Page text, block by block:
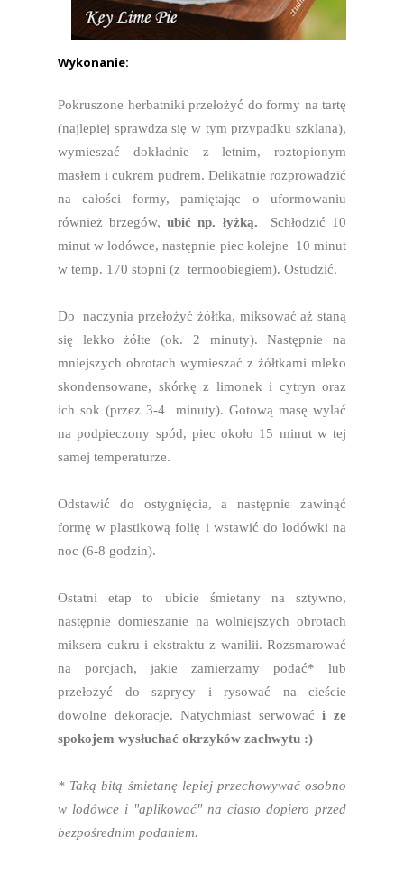
Wykonanie:
Pokruszone herbatniki przełożyć do formy na tartę
(najlepiej sprawdza się w tym przypadku szklana),
wymieszać dokładnie z letnim, roztopionym
masłem i cukrem pudrem. Delikatnie rozprowadzić
na całości formy, pamiętając o uformowaniu
również brzegów,ubić np. łyżką.
Schłodzić 10
minut w lodówce, następnie piec kolejne 10 minut
w temp. 170 stopni (z termoobiegiem). Ostudzić.
Do naczynia przełożyć żółtka, miksować aż staną
się lekko żółte (ok. 2 minuty). Następnie na
mniejszych obrotach wymieszać z żółtkami mleko
skondensowane, skórkę z limonek i cytryn oraz
ich sok (przez 3-4 minuty). Gotową masę wylać
na podpieczony spód, piec około 15 minut w tej
samej temperaturze.
Odstawić do ostygnięcia, a następnie zawinąć
formę w plastikową folię i wstawić do lodówki na
noc (6-8 godzin).
Ostatni etap to ubicie śmietany na sztywno,
następnie domieszanie na wolniejszych obrotach
miksera cukru i ekstraktu z wanilii. Rozsmarować
na porcjach, jakie zamierzamy podać* lub
przełożyć do szprycy i rysować na cieście
dowolne dekoracje. Natychmiast serwowaći ze
spokojem wysłuchać okrzyków zachwytu :)
* Taką bitą śmietanę lepiej przechowywać osobno
w lodówce i "aplikować" na ciasto dopiero przed
bezpośrednim podaniem.